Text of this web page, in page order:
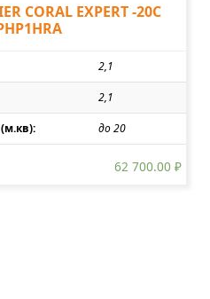
CORAL EXPERT -20С
2,1
2,1
до 20
62 700.00 ₽